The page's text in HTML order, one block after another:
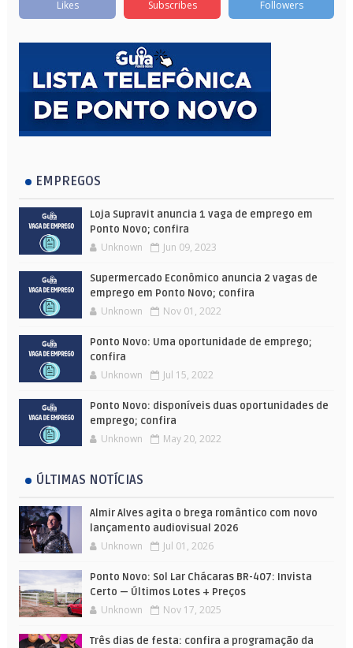
Likes Subscribes Followers
EMPREGOS
Loja Supravit anuncia 1 vaga de emprego em
Ponto Novo; confira
Unknown Jun 09, 2023
Supermercado Econômico anuncia 2 vagas de
emprego em Ponto Novo; confira
Unknown Nov 01, 2022
Ponto Novo: Uma oportunidade de emprego;
confira
Unknown Jul 15, 2022
Ponto Novo: disponíveis duas oportunidades de
emprego; confira
Unknown May 20, 2022
ÚLTIMAS NOTÍCIAS
Almir Alves agita o brega romântico com novo
lançamento audiovisual 2026
Unknown Jul 01, 2026
Ponto Novo: Sol Lar Chácaras BR-407: Invista
Certo — Últimos Lotes + Preços
Unknown Nov 17, 2025
Três dias de festa: confira a programação da